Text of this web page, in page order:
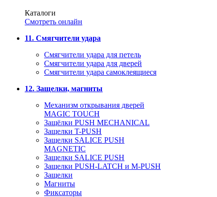
Каталоги
Смотреть онлайн
11. Смягчители удара
Смягчители удара для петель
Смягчители удара для дверей
Cмягчители удара самоклеящиеся
12. Защелки, магниты
Механизм открывания дверей
MAGIC TOUCH
Защёлки PUSH MECHANICAL
Защелки T-PUSH
Защелки SALICE PUSH
MAGNETIC
Защелки SALICE PUSH
Защелки PUSH-LATCH и M-PUSH
Защелки
Магниты
Фиксаторы